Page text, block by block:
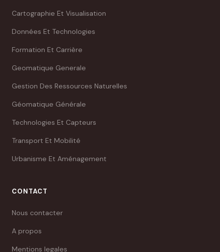
Cartographie Et Visualisation
Données Et Technologies
Formation Et Carrière
Geomatique Generale
Gestion Des Ressources Naturelles
Géomatique Générale
Technologies Et Capteurs
Transport Et Mobilité
Urbanisme Et Aménagement
CONTACT
Nous contacter
A propos
Mentions legales